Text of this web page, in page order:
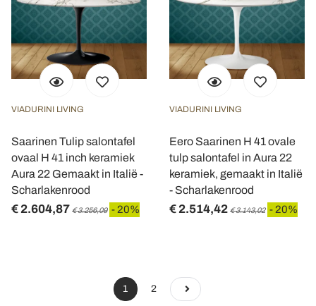
VIADURINI LIVING
Saarinen Tulip salontafel
ovaal H 41 inch keramiek
Aura 22 Gemaakt in Italië -
Scharlakenrood
€ 2.604,87 € 3.256,09 - 20%
VIADURINI LIVING
Eero Saarinen H 41 ovale
tulp salontafel in Aura 22
keramiek, gemaakt in Italië
- Scharlakenrood
€ 2.514,42 € 3.143,02 - 20%
1 2